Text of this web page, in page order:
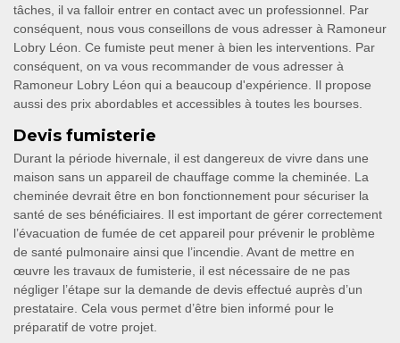
tâches, il va falloir entrer en contact avec un professionnel. Par
conséquent, nous vous conseillons de vous adresser à Ramoneur
Lobry Léon. Ce fumiste peut mener à bien les interventions. Par
conséquent, on va vous recommander de vous adresser à
Ramoneur Lobry Léon qui a beaucoup d'expérience. Il propose
aussi des prix abordables et accessibles à toutes les bourses.
Devis fumisterie
Durant la période hivernale, il est dangereux de vivre dans une
maison sans un appareil de chauffage comme la cheminée. La
cheminée devrait être en bon fonctionnement pour sécuriser la
santé de ses bénéficiaires. Il est important de gérer correctement
l’évacuation de fumée de cet appareil pour prévenir le problème
de santé pulmonaire ainsi que l’incendie. Avant de mettre en
œuvre les travaux de fumisterie, il est nécessaire de ne pas
négliger l’étape sur la demande de devis effectué auprès d’un
prestataire. Cela vous permet d’être bien informé pour le
préparatif de votre projet.